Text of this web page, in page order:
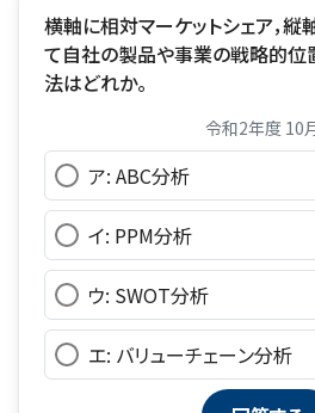
横軸に相対マーケットシェア，
て自社の製品や事業の戦略的位
法はどれか。
令和2年度 10
ア: ABC分析
イ: PPM分析
ウ: SWOT分析
エ: バリューチェーン分析